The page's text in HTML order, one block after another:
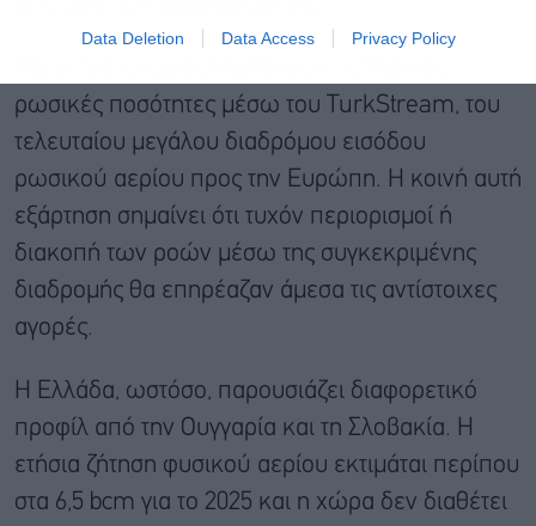
Data Deletion Data Access Privacy Policy
ρωσικές ποσότητες μέσω του TurkStream, του
τελευταίου μεγάλου διαδρόμου εισόδου
ρωσικού αερίου προς την Ευρώπη. Η κοινή αυτή
εξάρτηση σημαίνει ότι τυχόν περιορισμοί ή
διακοπή των ροών μέσω της συγκεκριμένης
διαδρομής θα επηρέαζαν άμεσα τις αντίστοιχες
αγορές.
Η Ελλάδα, ωστόσο, παρουσιάζει διαφορετικό
προφίλ από την Ουγγαρία και τη Σλοβακία. Η
ετήσια ζήτηση φυσικού αερίου εκτιμάται περίπου
στα 6,5 bcm για το 2025 και η χώρα δεν διαθέτει